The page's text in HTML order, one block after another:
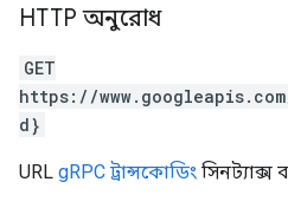
HTTP অনুরোধ
GET
https://
d}
URL gRPC ট্রান্সকোডিং সিনট্যাক্স